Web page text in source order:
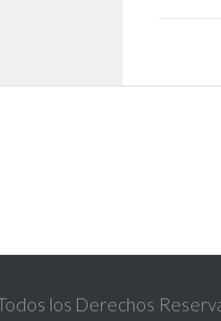
los Derechos